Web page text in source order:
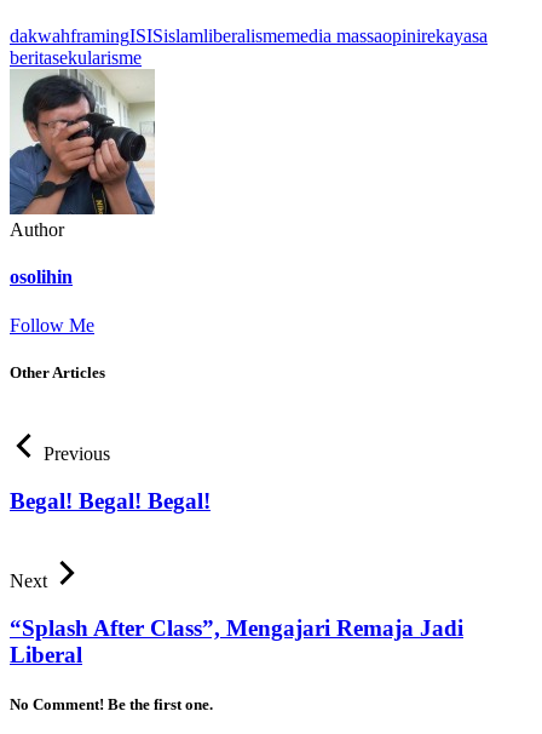
dakwahframingISISislamliberalismemedia massaopinirekayasa
beritasekularisme
Author
osolihin
Follow Me
Other Articles
Previous
Begal! Begal! Begal!
Next
“Splash After Class”, Mengajari Remaja Jadi
Liberal
No Comment! Be the first one.